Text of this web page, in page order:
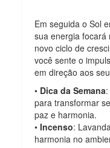
Em seguida o Sol
sua energia focará
novo ciclo de
você sente o
em direção aos
• Dica da Semana
para transformar
paz e harmonia.
•Incenso:
harmonia no